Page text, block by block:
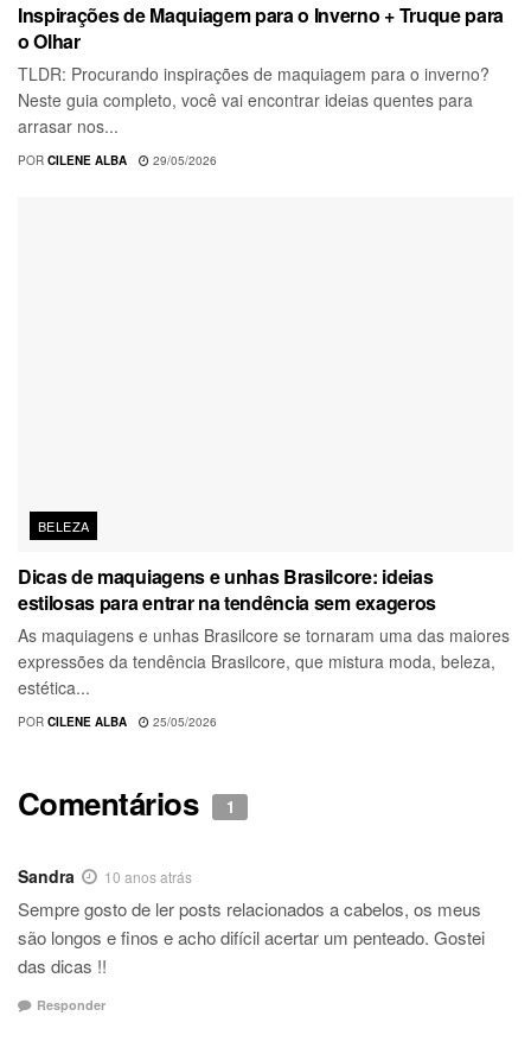
Inspirações de Maquiagem para o Inverno + Truque para
o Olhar
TLDR: Procurando inspirações de maquiagem para o inverno?
Neste guia completo, você vai encontrar ideias quentes para
arrasar nos...
POR CILENE ALBA 29/05/2026
BELEZA
Dicas de maquiagens e unhas Brasilcore: ideias
estilosas para entrar na tendência sem exageros
As maquiagens e unhas Brasilcore se tornaram uma das maiores
expressões da tendência Brasilcore, que mistura moda, beleza,
estética...
POR CILENE ALBA 25/05/2026
Comentários 1
Sandra 10 anos atrás
Sempre gosto de ler posts relacionados a cabelos, os meus
são longos e finos e acho difícil acertar um penteado. Gostei
das dicas !!
Responder